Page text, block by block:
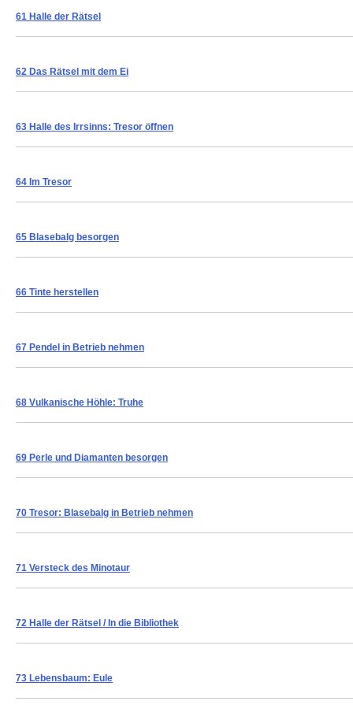
61 Halle der Rätsel
62 Das Rätsel mit dem Ei
63 Halle des Irrsinns: Tresor öffnen
64 Im Tresor
65 Blasebalg besorgen
66 Tinte herstellen
67 Pendel in Betrieb nehmen
68 Vulkanische Höhle: Truhe
69 Perle und Diamanten besorgen
70 Tresor: Blasebalg in Betrieb nehmen
71 Versteck des Minotaur
72 Halle der Rätsel / In die Bibliothek
73 Lebensbaum: Eule